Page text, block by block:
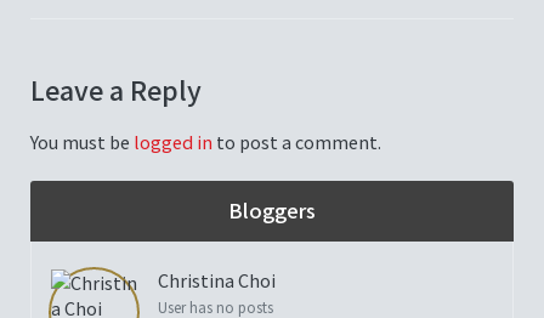
Leave a Reply
You must be logged in to post a comment.
Bloggers
Christina Choi
User has no posts